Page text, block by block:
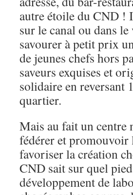
autre étoile du CND !
sur le canal ou dans
savourer à petit prix
de jeunes chefs hors
saveurs exquises et
solidaire en reversant
quartier.
Mais au fait un centre
fédérer et promouvoir
favoriser la création
CND sait sur quel
développement de